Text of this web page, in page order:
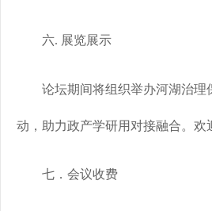
六. 展览展示
论坛期间将组织举办河湖治理
动，助力政产学研用对接融合。
七．会议收费